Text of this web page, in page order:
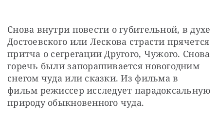
Снова внутри повести о губительной, в духе
Достоевского или Лескова страсти прячется
притча о сегрегации Другого, Чужого. Снова
горечь были запорашивается новогодним
снегом чуда или сказки. Из фильма в
фильм режиссер исследует парадоксальную
природу обыкновенного чуда.